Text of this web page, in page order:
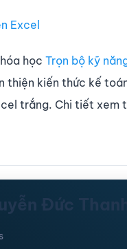
Excel
học Trọn bộ kỹ
thiện kiến thức kế
trắng. Chi tiết xem
Đức Thanh)